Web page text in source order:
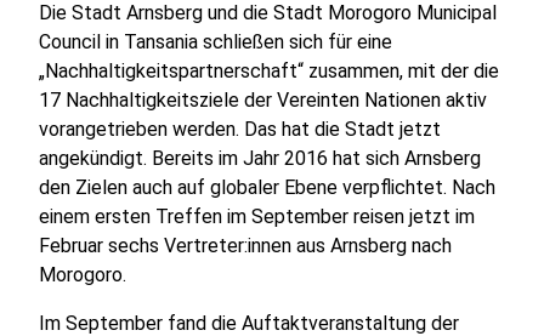
Die Stadt Arnsberg und die Stadt Morogoro Municipal
Council in Tansania schließen sich für eine
„Nachhaltigkeitspartnerschaft“ zusammen, mit der die
17 Nachhaltigkeitsziele der Vereinten Nationen aktiv
vorangetrieben werden. Das hat die Stadt jetzt
angekündigt. Bereits im Jahr 2016 hat sich Arnsberg
den Zielen auch auf globaler Ebene verpflichtet. Nach
einem ersten Treffen im September reisen jetzt im
Februar sechs Vertreter:innen aus Arnsberg nach
Morogoro.
Im September fand die Auftaktveranstaltung der